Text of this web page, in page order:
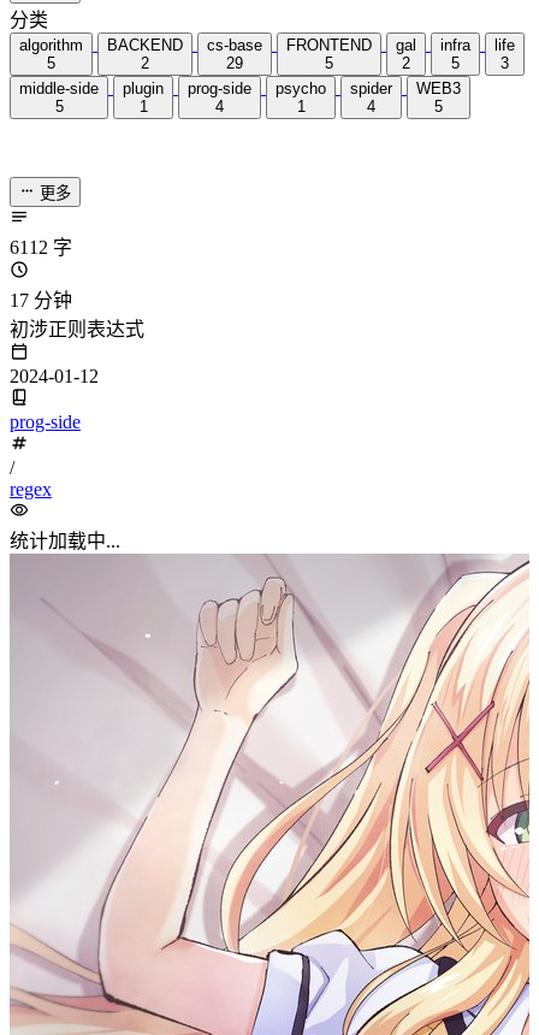
正则表达式
正则表达式(Regular Expression)是一种文本模式，包括普通字
符（例如，a 到 z 之间的字母）和特殊字符（称为”元字
符”），可以用来描述和匹配字符串的特定模式。
正则表达式是一种用于模式匹配和搜索文本的工具。
正则表达式提供了一种灵活且强大的方式来查找、替换、验证
和提取文本数据。
正则表达式可以应用于各种编程语言和文本处理工具中，如
JavaScript、Python、Java、Perl 等。
1
// 从字符串 str 中提取数字部分的内容(匹配
一次)：
2
var str = "abc123def";